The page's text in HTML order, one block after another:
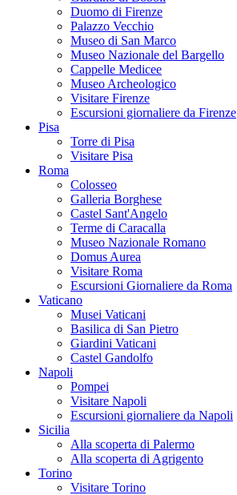
Duomo di Firenze
Palazzo Vecchio
Museo di San Marco
Museo Nazionale del Bargello
Cappelle Medicee
Museo Archeologico
Visitare Firenze
Escursioni giornaliere da Firenze
Pisa
Torre di Pisa
Visitare Pisa
Roma
Colosseo
Galleria Borghese
Castel Sant'Angelo
Terme di Caracalla
Museo Nazionale Romano
Domus Aurea
Visitare Roma
Escursioni Giornaliere da Roma
Vaticano
Musei Vaticani
Basilica di San Pietro
Giardini Vaticani
Castel Gandolfo
Napoli
Pompei
Visitare Napoli
Escursioni giornaliere da Napoli
Sicilia
Alla scoperta di Palermo
Alla scoperta di Agrigento
Torino
Visitare Torino